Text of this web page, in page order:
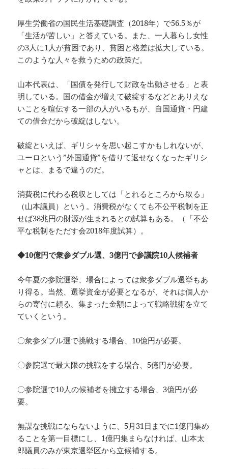
厚生労働省の国民生活基礎調査（2018年）で56.5％が
「生活が苦しい」と答えている。また、一人暮らし女性
の3人に1人が貧困であり、貧困と格差は拡大している。
このような人々を救うための政策だ。
山本代表は、「国債を発行して財政を出動させる」と表
明している。国の借金が増えて破綻するなどとありえな
いことを喧伝する一部の人がいるもが、自国通貨・円建
ての借金だから破綻はしない。
破綻といえば、ギリシャを思い起こすかもしれないが、
ユーロという”外国通貨”を借りて返せなくなったギリシ
ャとは、まるで違うのだ。
消費税に代わる税収としては「とれるところから取る」
（山本議員）という。消費税がなくても不公平税制を正
せば38兆円の財源が生まれるとの試算もある。（「不公
平な税制をただす会2018年度試算）。
◆10億円で衆参ダブル選、3億円で参議院10人候補者
今年夏の参院選挙、場合によっては衆参ダブル選挙もあ
り得る。当然、選挙資金が必要となるが、それは個人か
らの寄付に頼る。集まった金額によって戦略戦術を立て
ていくという。
〇衆参ダブル選で挑戦する場合、10億円が必要。
〇参院選で最大限の挑戦をする場合、5億円が必要。
〇参院選で10人の候補者を擁立する場合、3億円が必
要。
無謀な挑戦にならないように、5月31日までに1億円集め
ることを第一目標にし、1億円集まらなければ、山本太
郎議員のみが東京選挙区から立候補する。